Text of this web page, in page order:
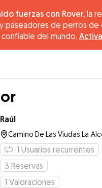
fuerzas con Rover, la
paseadores de perros de
del mundo.
Raúl
1 Usuarios recurrentes
3 Reservas
1 Valoraciones